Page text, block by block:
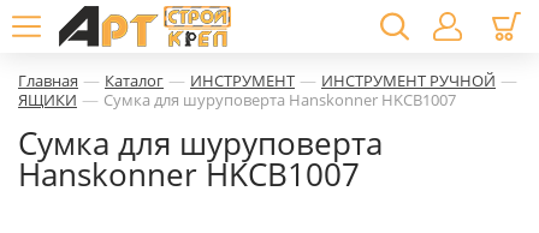
Главная — Каталог — ИНСТРУМЕНТ — ИНСТРУМЕНТ РУЧНОЙ —
ЯЩИКИ — Сумка для шуруповерта Hanskonner HKCB1007
Сумка для шуруповерта
Hanskonner HKCB1007